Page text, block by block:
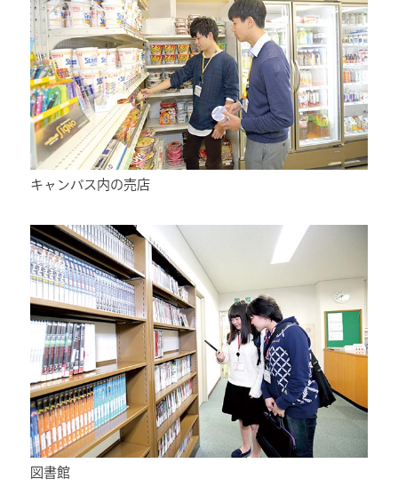
キャンパス内の売店
図書館